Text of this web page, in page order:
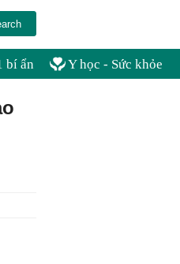
bí ẩn Y học - Sức khỏe